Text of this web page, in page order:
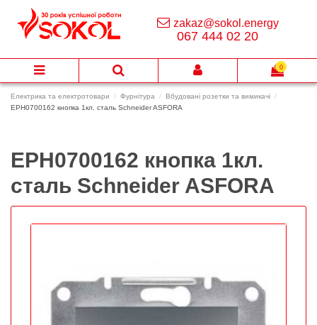
Електрика та електротовари Фурнітура
Вбудовані розетки та вимикачі
EPH0700162 кнопка 1кл. сталь Schneider ASFORA
EPH0700162 кнопка 1кл.
сталь Schneider ASFORA
zakaz@sokol.energy
067 444 02 20
0